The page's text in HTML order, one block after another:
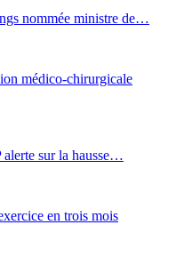
nommée ministre de…
médico-chirurgicale
sur la hausse…
en trois mois